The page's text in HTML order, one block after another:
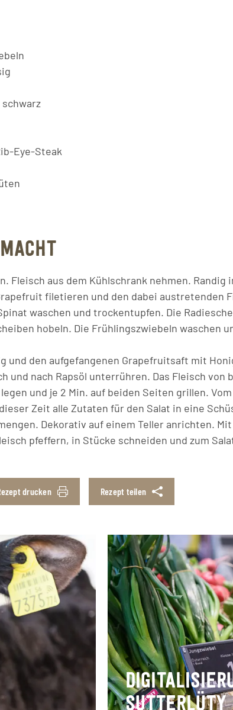
Eye-Steak
Fleisch aus dem Kühlschrank nehmen. Randig
filetieren und den dabei austretenden
waschen und trockentupfen. Die
hobeln. Die Frühlingszwiebeln waschen
und den aufgefangenen Grapefruitsaft mit
und nach Rapsöl unterrühren. Das Fleisch von
und je 2 Min. auf beiden Seiten grillen.
Zeit alle Zutaten für den Salat in eine
Dekorativ auf einem Teller anrichten.
pfeffern, in Stücke schneiden und zum
drucken Rezept teilen
SUTTERLÜTY